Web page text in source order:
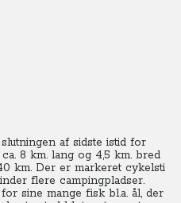
af sidste istid for
8 km. lang og 4,5 km. bred
km. Der er markeret cykelsti
flere campingpladser.
sine mange fisk bl.a. ål, der